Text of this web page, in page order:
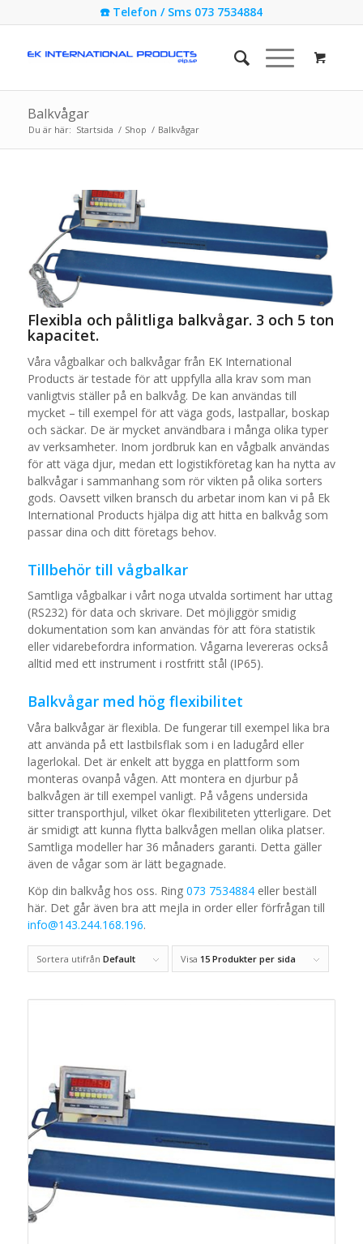
☎️ Telefon / Sms 073 7534884
Balkvågar
Du är här: Startsida / Shop / Balkvågar
Flexibla och pålitliga balkvågar. 3 och 5 ton
kapacitet.
Våra vågbalkar och balkvågar från EK International
Products är testade för att uppfylla alla krav som man
vanligtvis ställer på en balkvåg. De kan användas till
mycket – till exempel för att väga gods, lastpallar, boskap
och säckar. De är mycket användbara i många olika typer
av verksamheter. Inom jordbruk kan en vågbalk användas
för att väga djur, medan ett logistikföretag kan ha nytta av
balkvågar i sammanhang som rör vikten på olika sorters
gods. Oavsett vilken bransch du arbetar inom kan vi på Ek
International Products hjälpa dig att hitta en balkvåg som
passar dina och ditt företags behov.
Tillbehör till vågbalkar
Samtliga vågbalkar i vårt noga utvalda sortiment har uttag
(RS232) för data och skrivare. Det möjliggör smidig
dokumentation som kan användas för att föra statistik
eller vidarebefordra information. Vågarna levereras också
alltid med ett instrument i rostfritt stål (IP65).
Balkvågar med hög flexibilitet
Våra balkvågar är flexibla. De fungerar till exempel lika bra
att använda på ett lastbilsflak som i en ladugård eller
lagerlokal. Det är enkelt att bygga en plattform som
monteras ovanpå vågen. Att montera en djurbur på
balkvågen är till exempel vanligt. På vågens undersida
sitter transporthjul, vilket ökar flexibiliteten ytterligare. Det
är smidigt att kunna flytta balkvågen mellan olika platser.
Samtliga modeller har 36 månaders garanti. Detta gäller
även de vågar som är lätt begagnade.
Köp din balkvåg hos oss. Ring 073 7534884eller beställ
här. Det går även bra att mejla in order eller förfrågan till
info@143.244.168.196.
Sortera utifrån Default Visa 15 Produkter per sida